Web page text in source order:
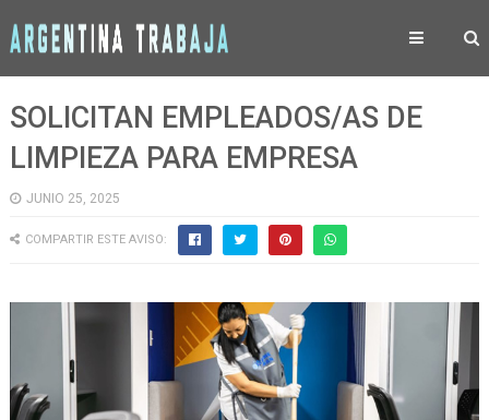
SOLICITAN EMPLEADOS/AS DE
LIMPIEZA PARA EMPRESA
JUNIO 25, 2025
COMPARTIR ESTE AVISO: